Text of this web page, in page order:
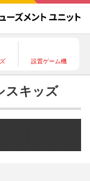
設置ゲーム機
スキッズ